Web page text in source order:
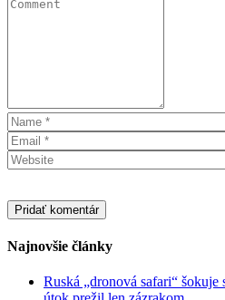
Najnovšie články
Ruská „dronová safari“